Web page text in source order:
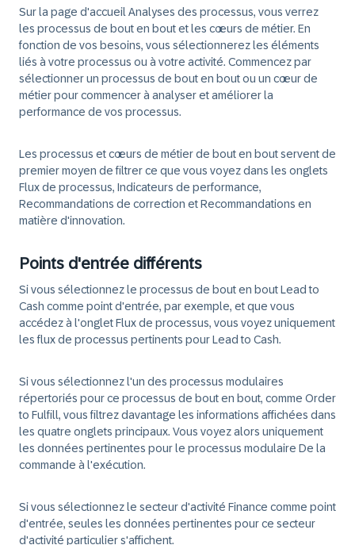
Sur la page d'accueil Analyses des processus, vous verrez
les processus de bout en bout et les cœurs de métier. En
fonction de vos besoins, vous sélectionnerez les éléments
liés à votre processus ou à votre activité. Commencez par
sélectionner un processus de bout en bout ou un cœur de
métier pour commencer à analyser et améliorer la
performance de vos processus.
Les processus et cœurs de métier de bout en bout servent de
premier moyen de filtrer ce que vous voyez dans les onglets
Flux de processus, Indicateurs de performance,
Recommandations de correction et Recommandations en
matière d'innovation.
Points d'entrée différents
Si vous sélectionnez le processus de bout en bout Lead to
Cash comme point d'entrée, par exemple, et que vous
accédez à l'onglet Flux de processus, vous voyez uniquement
les flux de processus pertinents pour Lead to Cash.
Si vous sélectionnez l'un des processus modulaires
répertoriés pour ce processus de bout en bout, comme Order
to Fulfill, vous filtrez davantage les informations affichées dans
les quatre onglets principaux. Vous voyez alors uniquement
les données pertinentes pour le processus modulaire De la
commande à l'exécution.
Si vous sélectionnez le secteur d'activité Finance comme point
d'entrée, seules les données pertinentes pour ce secteur
d'activité particulier s'affichent.